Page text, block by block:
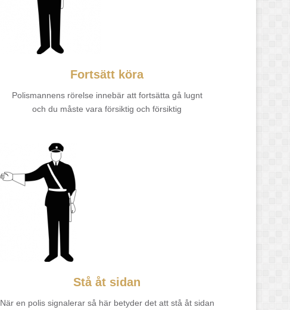
Fortsätt köra
Polismannens rörelse innebär att fortsätta gå lugnt
och du måste vara försiktig och försiktig
Stå åt sidan
När en polis signalerar så här betyder det att stå åt sidan